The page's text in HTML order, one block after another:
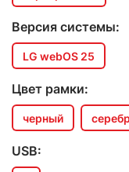
Версия системы:
LG webOS 25
Цвет рамки:
черный
USB: